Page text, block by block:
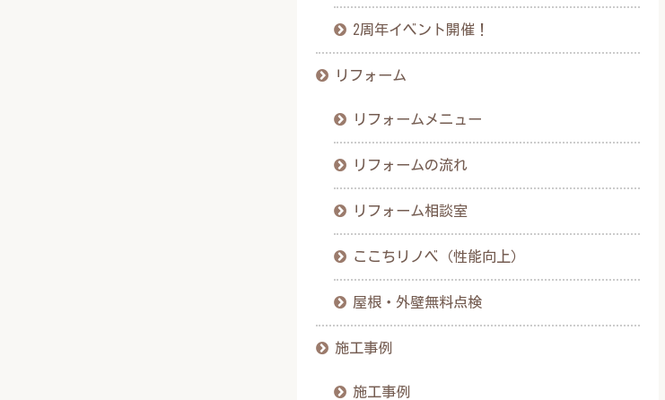
2周年イベント開催！
リフォーム
リフォームメニュー
リフォームの流れ
リフォーム相談室
ここちリノベ（性能向上）
屋根・外壁無料点検
施工事例
施工事例